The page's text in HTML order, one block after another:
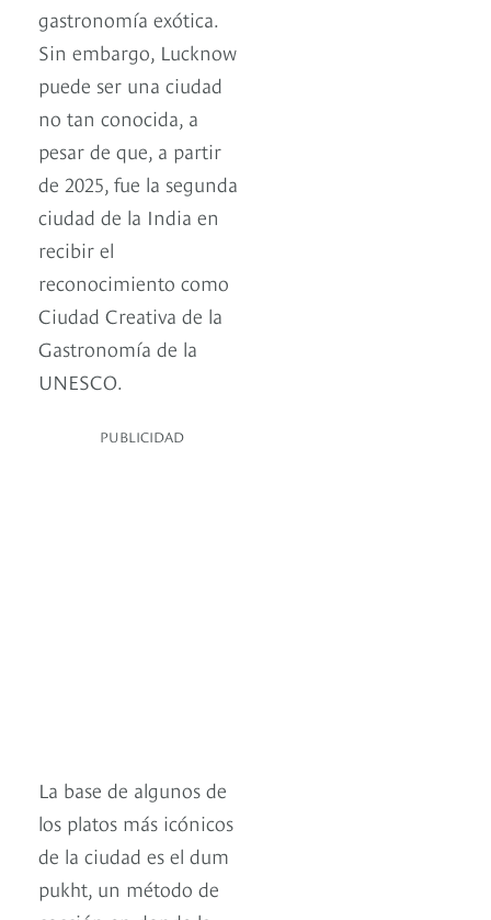
gastronomía exótica.
Sin embargo, Lucknow
puede ser una ciudad
no tan conocida, a
pesar de que, a partir
de 2025, fue la segunda
ciudad de la India en
recibir el
reconocimiento como
Ciudad Creativa de la
Gastronomía de la
UNESCO.
PUBLICIDAD
La base de algunos de
los platos más icónicos
de la ciudad es el dum
pukht, un método de